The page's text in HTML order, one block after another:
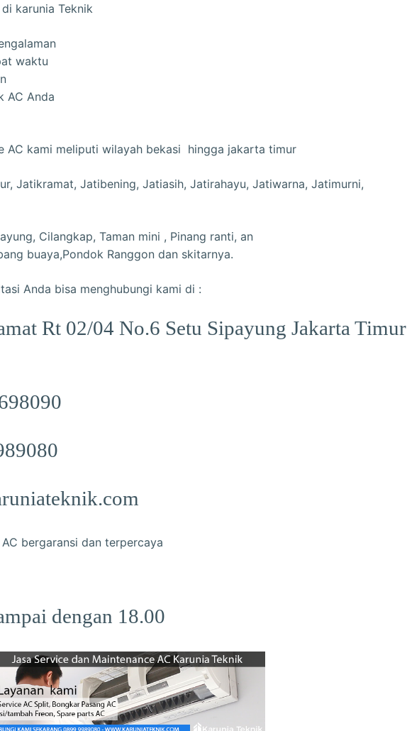
karunia Teknik
waktu
AC Anda
AC kami meliputi wilayah bekasi hingga jakarta timur
Jatikramat, Jatibening, Jatiasih, Jatirahayu, Jatiwarna, Jatimurni,
Cilangkap, Taman mini , Pinang ranti, an
buaya,Pondok Ranggon dan skitarnya.
Anda bisa menghubungi kami di :
Rt 02/04 No.6 Setu Sipayung Jakarta Timur
bergaransi dan terpercaya
dengan 18.00